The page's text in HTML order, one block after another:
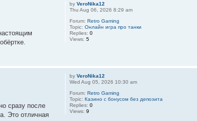
byVeroNika12
Thu Aug 06, 2026 8:29 am
Forum:Retro Gaming
Topic:Онлайн игра про танки
Replies:0
Views:5
byVeroNika12
Wed Aug 05, 2026 10:30 am
Forum:Retro Gaming
Topic:Казино с бонусом без депозита
Replies:0
Views:9
сразу после
Это отличная